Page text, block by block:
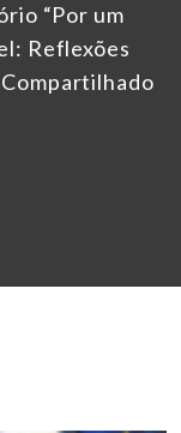
“Por um
Reflexões